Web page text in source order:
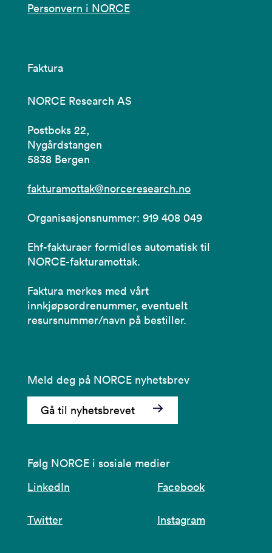
Personvern i NORCE
Faktura
NORCE Research AS
Postboks 22,
Nygårdstangen
5838 Bergen
fakturamottak@norceresearch.no
Organisasjonsnummer: 919 408 049
Ehf-fakturaer formidles automatisk til
NORCE-fakturamottak.
Faktura merkes med vårt
innkjøpsordrenummer, eventuelt
resursnummer/navn på bestiller.
Meld deg på NORCE nyhetsbrev
Gå til nyhetsbrevet
Følg NORCE i sosiale medier
LinkedIn
Facebook
Twitter Instagram